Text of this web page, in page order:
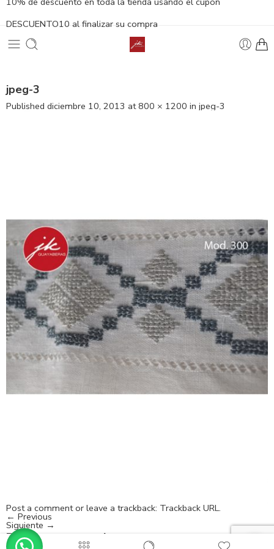
DESCUENTO10 al finalizar su compra
jpeg-3
Published diciembre 10, 2013 at800 × 1200 in jpeg-3
Post a commentor leave a trackback: Trackback URL.
← Previous
Siguiente →
Deja un comentario